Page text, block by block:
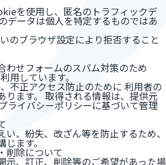
を使用し、匿名のトラフィックデ
データは個人を特定するものではあ
のブラウザ設定により拒否すること
わせフォームのスパム対策のため
しています。
不正アクセス防止のために 利用者の
ります。 取得される情報は、提供元
ライバシーポリシーに基づいて管理
、紛失、改ざん等を防止するため、
じます。
削除について
示、訂正、削除等のご希望があった場